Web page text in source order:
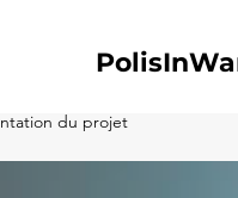
du projet